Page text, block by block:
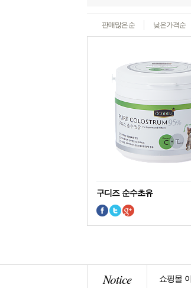
판매많은순 낮은가격순
구디즈 순수초유
Notice 쇼핑몰